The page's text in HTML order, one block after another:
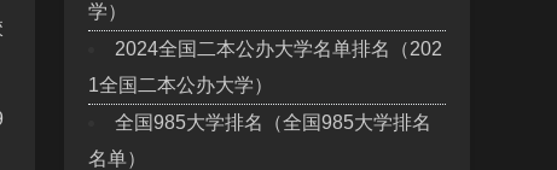
学）
2024全国二本公办大学名单排名（202
1全国二本公办大学）
全国985大学排名（全国985大学排名
名单）